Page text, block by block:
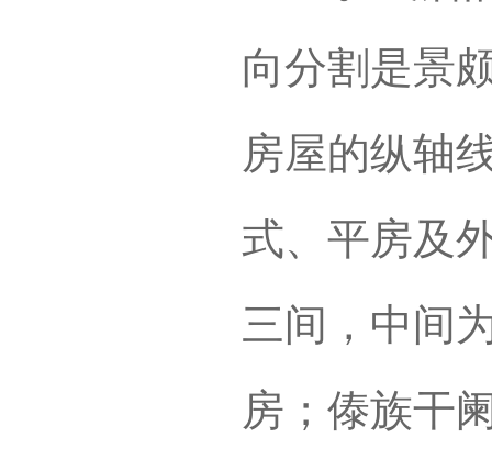
向分割是景
房屋的纵轴
式、平房及
三间，中间
房；傣族干